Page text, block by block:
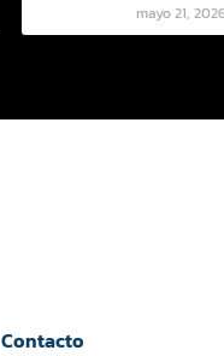
mayo 21,
Contacto